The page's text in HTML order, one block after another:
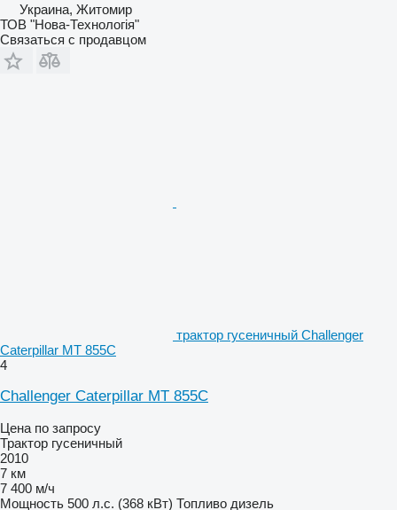
Украина, Житомир
ТОВ "Нова-Технологія"
Связаться с продавцом
трактор гусеничный Challenger
Caterpillar MT 855C
4
Challenger Caterpillar MT 855C
Цена по запросу
Трактор гусеничный
2010
7 км
7 400 м/ч
Мощность 500 л.с. (368 кВт) Топливо дизель